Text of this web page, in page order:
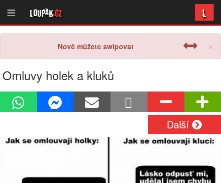
Loupak.cz L
×
Nově můžete swipovat
Omluvy holek a kluků
Další